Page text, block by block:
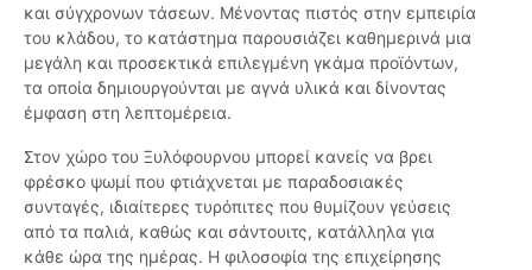
και σύγχρονων τάσεων. Μένοντας πιστός στην εμπειρία
του κλάδου, το κατάστημα παρουσιάζει καθημερινά μια
μεγάλη και προσεκτικά επιλεγμένη γκάμα προϊόντων,
τα οποία δημιουργούνται με αγνά υλικά και δίνοντας
έμφαση στη λεπτομέρεια.
Στον χώρο του Ξυλόφουρνου μπορεί κανείς να βρει
φρέσκο ψωμί που φτιάχνεται με παραδοσιακές
συνταγές, ιδιαίτερες τυρόπιτες που θυμίζουν γεύσεις
από τα παλιά, καθώς και σάντουιτς, κατάλληλα για
κάθε ώρα της ημέρας. Η φιλοσοφία της επιχείρησης